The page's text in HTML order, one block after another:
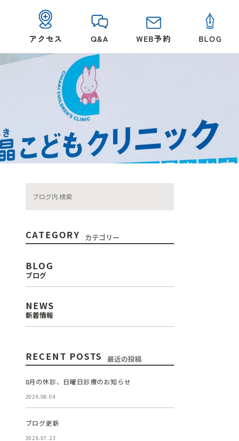
アクセス Q&A WEB予約 BLOG
CATEGORY カテゴリー
BLOG
ブログ
NEWS
新着情報
RECENT POSTS 最近の投稿
8月の休診、日曜日診療のお知らせ
2026.08.04
ブログ更新
2026.07.23